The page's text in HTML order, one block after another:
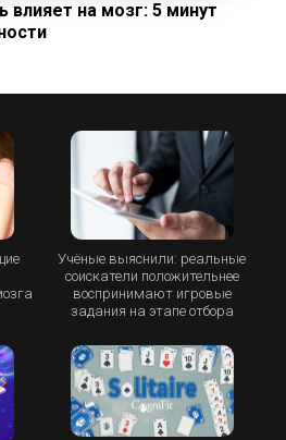
влияет на мозг: 5 минут
Учёные выяснили: реальные
соискатели положительнее
воспринимают игровые
задания на этапе отбора